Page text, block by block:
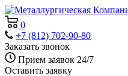
0
+7 (812) 702-90-80
Заказать звонок
Прием заявок 24/7
Оставить заявку